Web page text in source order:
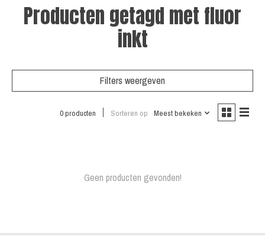
Producten getagd met fluor
inkt
Filters weergeven
0 producten Sorteren op Meest bekeken
Geen producten gevonden!